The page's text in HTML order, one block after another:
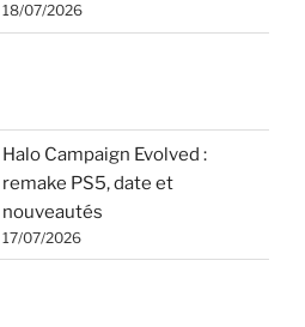
18/07/2026
Halo Campaign Evolved :
remake PS5, date et
nouveautés
17/07/2026